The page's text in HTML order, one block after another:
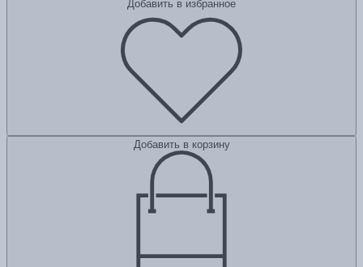
Добавить в избранное
Добавить в корзину